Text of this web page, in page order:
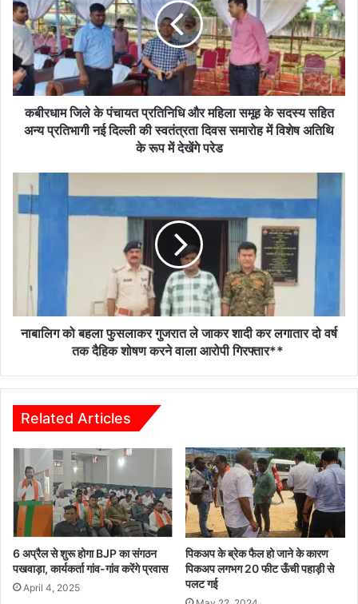
पंचायत
प्रतिनिधि
और
महिला
समूह
के
सदस्य
सहित
दिल्ली
की
देखेंगे
कबीरधाम जिले के पंचायत प्रतिनिधि और महिला समूह के सदस्य सहित
अन्य प्रतिभागी नई दिल्ली की स्वतंत्रता दिवस समारोह में विशेष अतिथि
के रूप में देखेंगे परेड
नाबालिग
को
बहला
कर
लगातार
शोषण
करने
वाला
आरोपी
गिरफ्तार**
नाबालिग को बहला फुसलाकर गुजरात ले जाकर शादी कर लगातार दो वर्ष
तक दैहिक शोषण करने वाला आरोपी गिरफ्तार**
Related Articles
6 अप्रैल से शुरू होगा BJP का संगठन
पखवाड़ा, कार्यकर्ता गांव-गांव करेंगे प्रवास
April 4, 2025
पिकअप के ब्रेक फैल हो जाने के कारण
पिकअप लगभग 20 फीट ऊँची पहाड़ी से
पलट गई